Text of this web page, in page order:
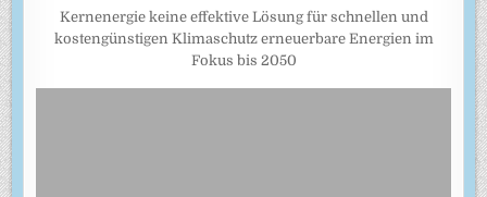
Kernenergie keine effektive Lösung für schnellen und
kostengünstigen Klimaschutz erneuerbare Energien im
Fokus bis 2050